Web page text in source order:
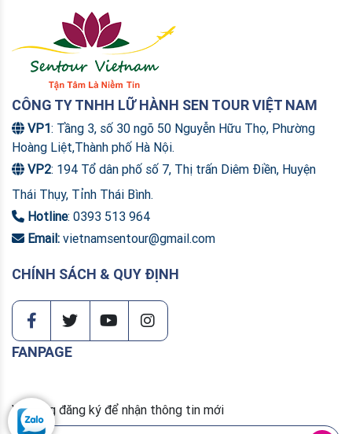
CÔNG TY TNHH LỮ HÀNH SEN TOUR VIỆT NAM
VP1: Tầng 3, số 30 ngõ 50 Nguyễn Hữu Thọ, Phường
Hoàng Liệt,Thành phố Hà Nội.
VP2: 194 Tổ dân phố số 7, Thị trấn Diêm Điền, Huyện
Thái Thụy, Tỉnh Thái Bình.
Hotline: 0393 513 964
Email: vietnamsentour@gmail.com
CHÍNH SÁCH & QUY ĐỊNH
FANPAGE
Vui lòng đăng ký để nhận thông tin mới